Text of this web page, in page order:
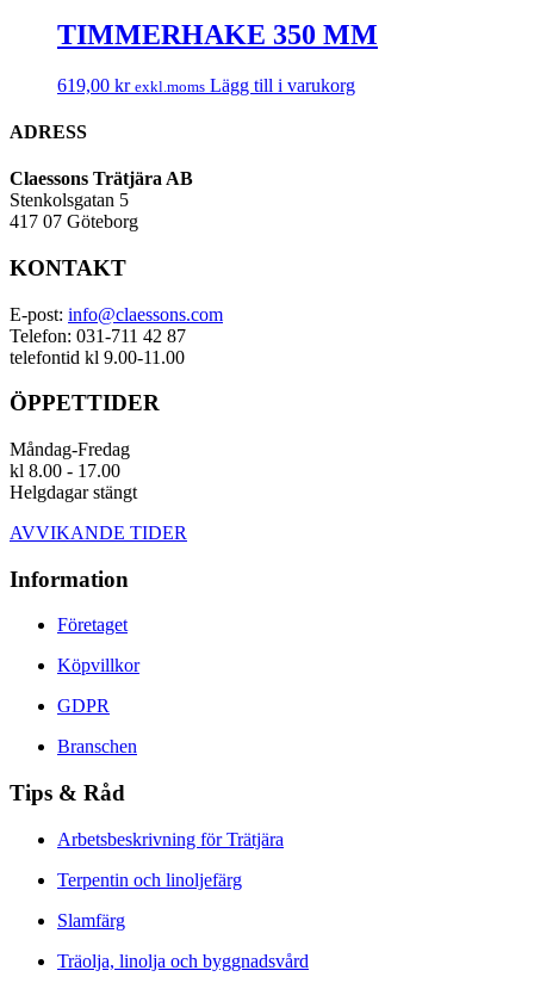
TIMMERHAKE 350 MM
619,00 kr exkl.moms Lägg till i varukorg
ADRESS
Claessons Trätjära AB
Stenkolsgatan 5
417 07 Göteborg
KONTAKT
E-post: info@claessons.com
Telefon: 031-711 42 87
telefontid kl 9.00-11.00
ÖPPETTIDER
Måndag-Fredag
kl 8.00 - 17.00
Helgdagar stängt
AVVIKANDE TIDER
Information
Företaget
Köpvillkor
GDPR
Branschen
Tips & Råd
Arbetsbeskrivning för Trätjära
Terpentin och linoljefärg
Slamfärg
Träolja, linolja och byggnadsvård